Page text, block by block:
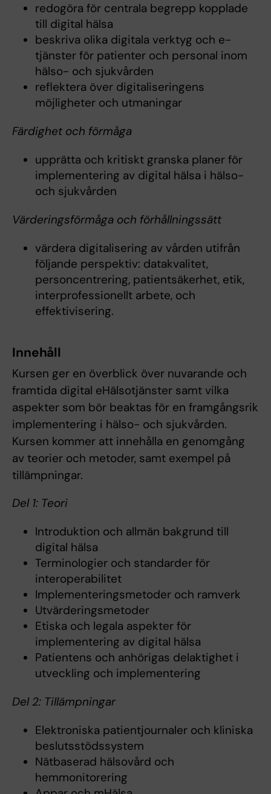
redogöra för centrala begrepp kopplade
till digital hälsa
beskriva olika digitala verktyg och e-
tjänster för patienter och personal inom
hälso- och sjukvården
reflektera över digitaliseringens
möjligheter och utmaningar
Färdighet och förmåga
upprätta och kritiskt granska planer för
implementering av digital hälsa i hälso-
och sjukvården
Värderingsförmåga och förhållningssätt
värdera digitalisering av vården utifrån
följande perspektiv: datakvalitet,
personcentrering, patientsäkerhet, etik,
interprofessionellt arbete, och
effektivisering.
Innehåll
Kursen ger en överblick över nuvarande och
framtida digital eHälsotjänster samt vilka
aspekter som bör beaktas för en framgångsrik
implementering i hälso- och sjukvården.
Kursen kommer att innehålla en genomgång
av teorier och metoder, samt exempel på
tillämpningar.
Del 1: Teori
Introduktion och allmän bakgrund till
digital hälsa
Terminologier och standarder för
interoperabilitet
Implementeringsmetoder och ramverk
Utvärderingsmetoder
Etiska och legala aspekter för
implementering av digital hälsa
Patientens och anhörigas delaktighet i
utveckling och implementering
Del 2: Tillämpningar
Elektroniska patientjournaler och kliniska
beslutsstödssystem
Nätbaserad hälsovård och
hemmonitorering